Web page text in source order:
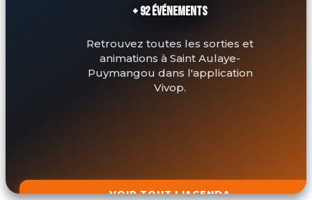
+ 92 ÉVÉNEMENTS
Retrouvez toutes les sorties et
animations à Saint Aulaye-
Puymangou dans l'application
Vivop.
VOIR TOUT L'AGENDA